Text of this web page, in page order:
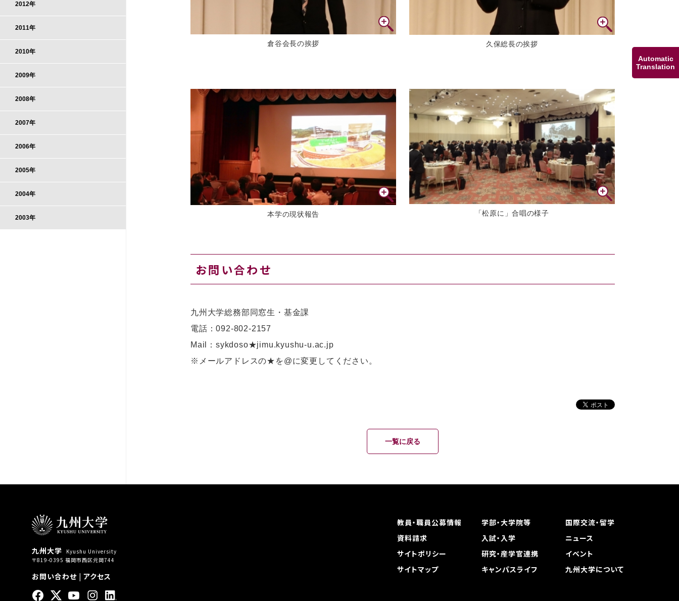
Automatic
Translation
倉谷会長の挨拶 久保総長の挨拶
本学の現状報告 「松原に」合唱の様子
お問い合わせ
九州大学総務部同窓生・基金課
電話：092-802-2157
Mail：sykdoso★jimu.kyushu-u.ac.jp
※メールアドレスの★を@に変更してください。
一覧に戻る
2012年
2011年
2010年
2009年
2008年
2007年
2006年
2005年
2004年
2003年
九州大学
Kyushu University
〒819-0395 福岡市西区元岡744
お問い合わせ |アクセス
教員・職員公募情報 学部・大学院等
国際交流・留学
資料請求
入試・入学
ニュース
サイトポリシー
研究・産学官連携
イベント
サイトマップ
キャンパスライフ 九州大学について